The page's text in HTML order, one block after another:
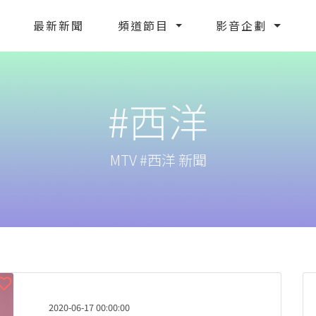
最新新聞 頻道節目 影音企劃
#西洋
MTV #西洋 新聞
2020-06-17 00:00:00